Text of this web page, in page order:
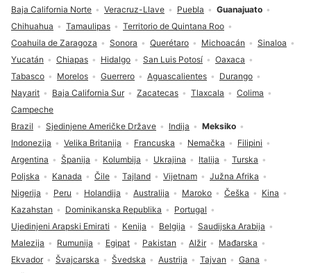
Brazil Sjedinjene Američke Države Indija
Meksiko
Indonezija
Velika Britanija Francuska Nemačka
Filipini
Argentina
Španija Kolumbija Ukrajina Italija
Turska
Poljska
Kanada Čile Tajland Vijetnam
Južna Afrika
Nigerija
Peru Holandija Australija Maroko Češka
Kina
Kazahstan
Dominikanska Republika
Portugal
Ujedinjeni Arapski Emirati
Kenija Belgija
Saudijska Arabija
Malezija
Rumunija Egipat Pakistan Alžir
Mađarska
Ekvador
Švajcarska Švedska Austrija Tajvan
Gana
Baja California Norte
Veracruz-Llave Puebla
Guanajuato
Chihuahua
Tamaulipas
Territorio de Quintana Roo
Coahuila de Zaragoza
Sonora Querétaro Michoacán
Sinaloa
Yucatán
Chiapas Hidalgo San Luis Potosí
Oaxaca
Tabasco
Morelos Guerrero Aguascalientes
Durango
Nayarit
Baja California Sur Zacatecas Tlaxcala
Colima
Campeche